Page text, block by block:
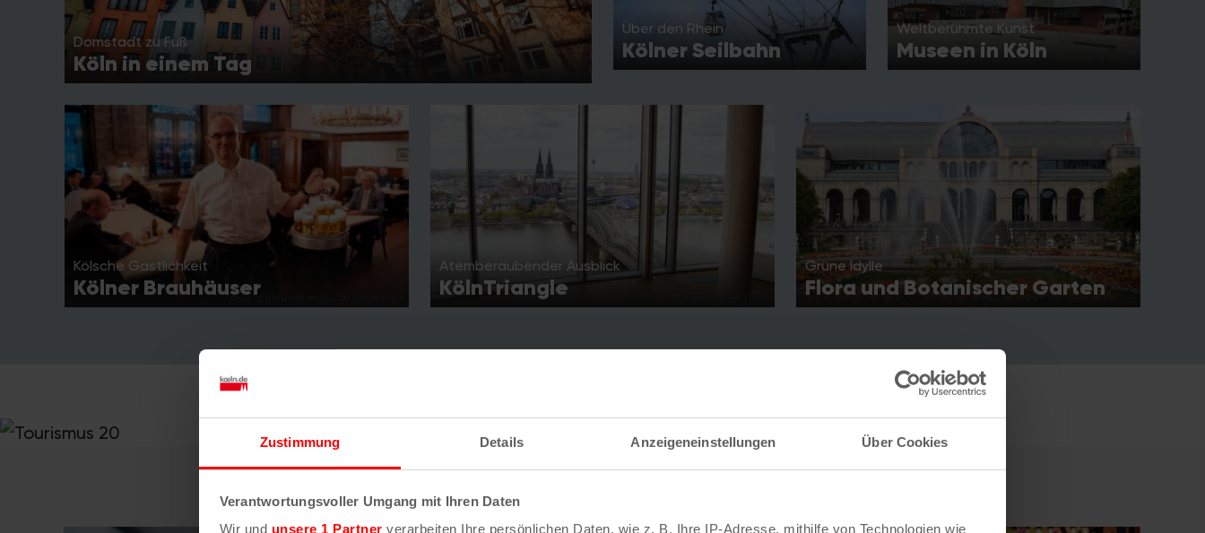
Zustimmung Details Anzeigeneinstellungen Über Cookies
Verantwortungsvoller Umgang mit Ihren Daten
Wir und unsere 1 Partner verarbeiten Ihre persönlichen Daten, wie z. B. Ihre IP-Adresse, mithilfe von Technologien wie
Domstadt zu Fuß
Köln in einem Tag
Über den Rhein
Kölner Seilbahn
Weltberühmte Kunst
Museen in Köln
Kölsche Gastlichkeit
Kölner Brauhäuser
Atemberaubender Ausblick
KölnTriangle
Grüne Idylle
Flora und Botanischer Garten
Kölner Top-Events